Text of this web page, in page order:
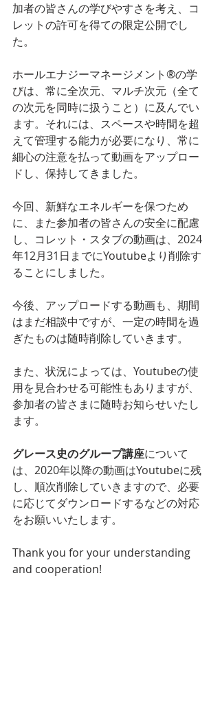
加者の皆さんの学びやすさを考え、コ
レットの許可を得ての限定公開でし
た。
ホールエナジーマネージメント®️の学
びは、常に全次元、マルチ次元（全て
の次元を同時に扱うこと）に及んでい
ます。それには、スペースや時間を超
えて管理する能力が必要になり、常に
細心の注意を払って動画をアップロー
ドし、保持してきました。
今回、新鮮なエネルギーを保つため
に、また参加者の皆さんの安全に配慮
し、コレット・スタブの動画は、2024
年12月31日までにYoutubeより削除す
ることにしました。
今後、アップロードする動画も、期間
はまだ相談中ですが、一定の時間を過
ぎたものは随時削除していきます。
また、状況によっては、Youtubeの使
用を見合わせる可能性もありますが、
参加者の皆さまに随時お知らせいたし
ます。
グレース史のグループ講座について
は、2020年以降の動画はYoutubeに残
し、順次削除していきますので、必要
に応じてダウンロードするなどの対応
をお願いいたします。
Thank you for your understanding
and cooperation!